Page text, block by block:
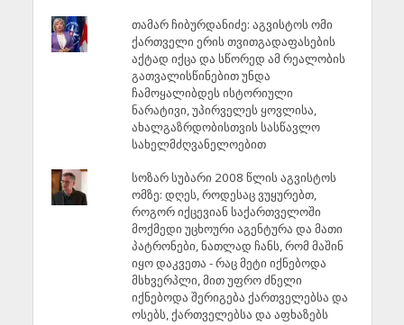
თამარ ჩიბურდანიძე: აგვისტოს ომი
ქართველი ერის თვითგადაფასების
აქტად იქცა და სწორედ ამ რეალობის
გათვალისწინებით უნდა
ჩამოყალიბდეს ისტორიული
ნარატივი, უპირველეს ყოვლისა,
ახალგაზრდობისთვის სასწავლო
სახელმძღვანელოებით
სოზარ სუბარი 2008 წლის აგვისტოს
ომზე: დღეს, როდესაც ვუყურებთ,
როგორ იქცევიან საქართველოში
მოქმედი უცხოური აგენტურა და მათი
პატრონები, ნათლად ჩანს, რომ მაშინ
იყო დაკვეთა - რაც მეტი იქნებოდა
მსხვერპლი, მით უფრო ძნელი
იქნებოდა შერიგება ქართველებსა და
ოსებს, ქართველებსა და აფხაზებს